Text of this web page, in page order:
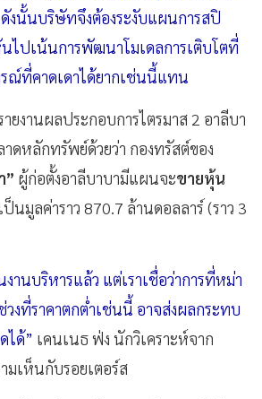
ดังนั้นบริษัทจึงต้องระงับแผนการสปิ
ปเน้นการพัฒนาโมเดลการเติบโตที่
ณ์ที่คาดเดาได้ยากเช่นนี้แทน
งานผลประกอบการไตรมาส 2 อาลีบา
าดหลักทรัพย์ด้วยว่า กองทรัสต์ของ
” ผู้ก่อตั้งอาลีบาบามีแผนจะขายหุ้น
นมูลค่าราว 870.7 ล้านดอลลาร์ (ราว 3
งานบริหารแล้ว แต่เราเชื่อว่าการที่หม่า
งที่ราคาตกต่ำเช่นนี้ อาจส่งผลกระทบ
ได้” เคนเนธ ฟ่ง นักวิเคราะห์จาก
มเห็นกับรอยเตอร์ส